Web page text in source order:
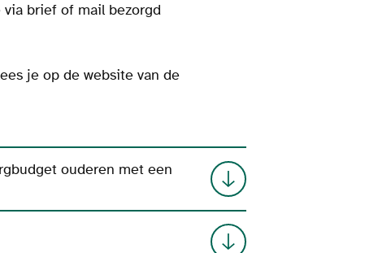
brief of mail bezorgd
je op de website van de
ouderen met een